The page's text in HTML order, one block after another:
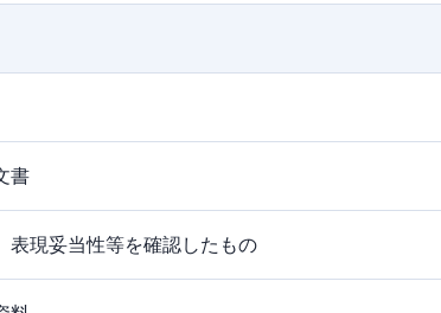
書
表現妥当性等を確認したもの